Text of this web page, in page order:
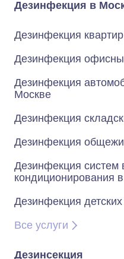
Дезинфекция в
Дезинфекция
Дезинфекция
Дезинфекция
Москве
Дезинфекция
Дезинфекция
Дезинфекция систем
кондиционирования
Дезинфекция
Все услуги
Дезинсекция